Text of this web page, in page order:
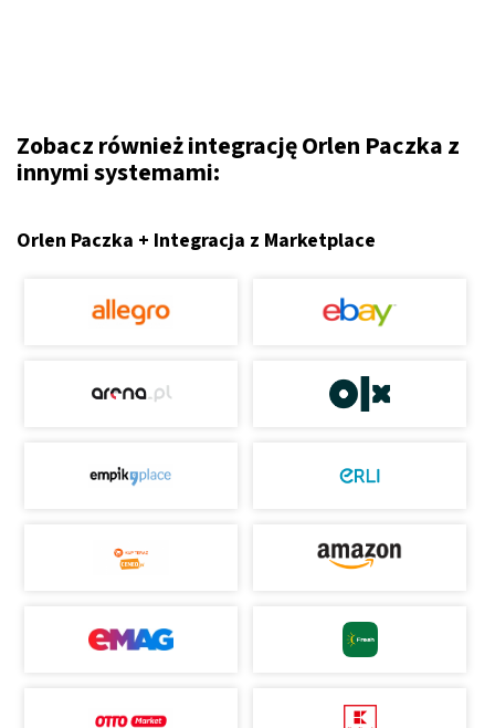
Zobacz również integrację Orlen Paczka z
innymi systemami:
Orlen Paczka + Integracja z Marketplace